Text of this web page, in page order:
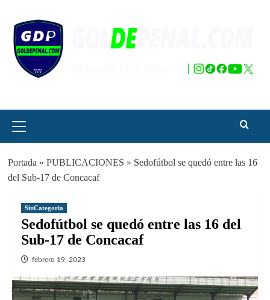
contenido
principal
Portada » PUBLICACIONES » Sedofútbol se quedó entre las 16
del Sub-17 de Concacaf
SinCategoria
Sedofútbol se quedó entre las 16 del
Sub-17 de Concacaf
febrero 19, 2023